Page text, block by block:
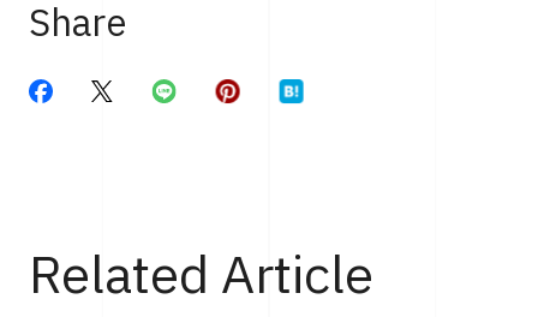
Share
Related Article